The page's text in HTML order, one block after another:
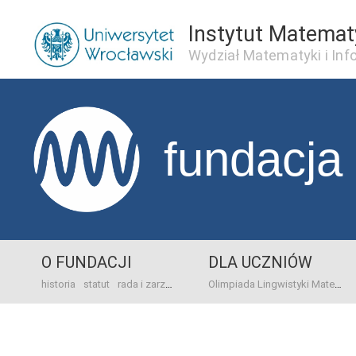
Instytut
Wydział Matematyki i
fundacja
O FUNDACJI
historia statut rada i zarząd dane bankowo-adresowe kontakt
DLA UCZNIÓW
Olimpiada Lingwistyki Matematycznej